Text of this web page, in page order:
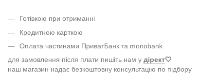
Готівкою при отриманні
Кредитною карткою
Оплата частинами ПриватБанк та monobank
для замовлення після плати пишіть нам у дірект🤍
наш магазин надає безкоштовну консультацію по підбору